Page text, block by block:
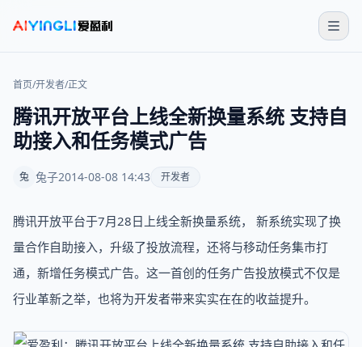
首页/开发者/正文
腾讯开放平台上线全新换量系统 支持自
助接入和任务模式广告
兔 兔子2014-08-08 14:43 开发者
腾讯开放平台于7月28日上线全新换量系统， 新系统实现了换
量合作自助接入，升级了投放流程，还将与移动任务集市打
通，新增任务模式广告。这一首创的任务广告投放模式不仅是
行业革新之举，也将为开发者带来实实在在的收益提升。